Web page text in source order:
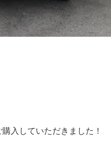
入していただきました！